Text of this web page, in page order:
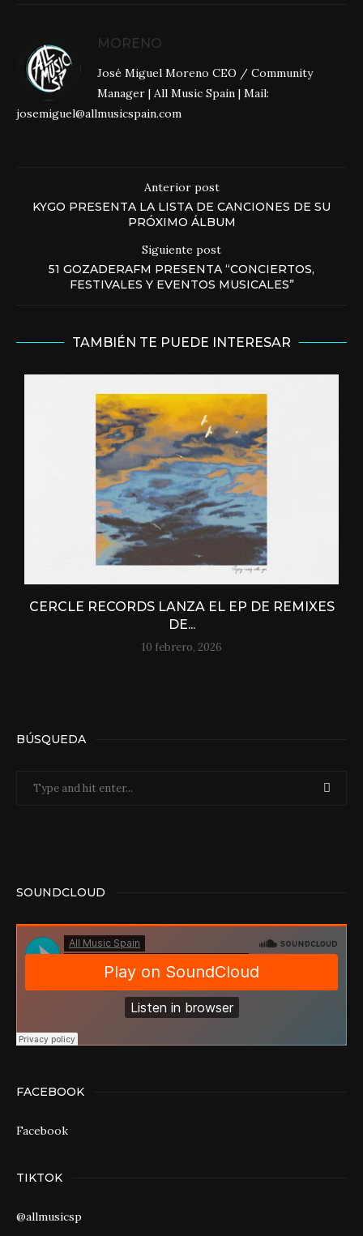
MORENO
José Miguel Moreno CEO / Community
Manager | All Music Spain | Mail:
josemiguel@allmusicspain.com
Anterior post
KYGO PRESENTA LA LISTA DE CANCIONES DE SU
PRÓXIMO ÁLBUM
Siguiente post
51 GOZADERAFM PRESENTA “CONCIERTOS,
FESTIVALES Y EVENTOS MUSICALES”
TAMBIÉN TE PUEDE INTERESAR
CERCLE RECORDS LANZA EL EP DE REMIXES
DE...
10 febrero, 2026
BÚSQUEDA
SOUNDCLOUD
FACEBOOK
Facebook
TIKTOK
@allmusicsp